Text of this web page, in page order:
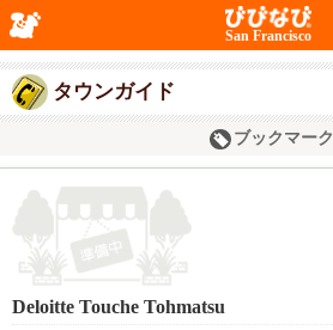
San Francisco
タウンガイド
ブックマーク
Deloitte Touche Tohmatsu